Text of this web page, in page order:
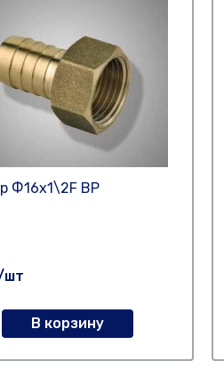
Ф16х1\2F ВР
В корзину